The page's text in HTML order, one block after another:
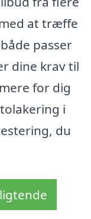
at træffe
passer
dine krav til
for dig
i
du